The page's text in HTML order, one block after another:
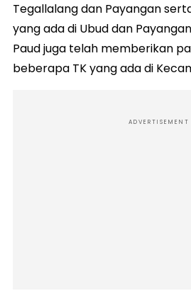
Tegallalang dan Payangan
yang ada di Ubud dan
Paud juga telah memberikan
beberapa TK yang ada di
ADVERTISEMENT